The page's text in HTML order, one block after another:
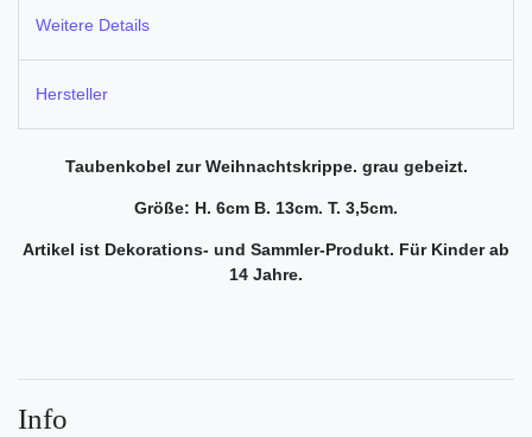
Weitere Details
Hersteller
Taubenkobel zur Weihnachtskrippe. grau gebeizt.
Größe: H. 6cm B. 13cm. T. 3,5cm.
Artikel ist Dekorations- und Sammler-Produkt. Für Kinder ab
14 Jahre.
Info